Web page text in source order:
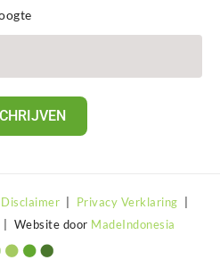
Disclaimer Privacy Verklaring
| Website door MadeIndonesia